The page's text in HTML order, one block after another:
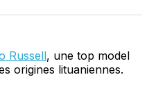
Russell, une top model
origines lituaniennes.